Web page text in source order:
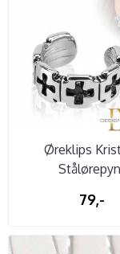
Øreklips
79,-